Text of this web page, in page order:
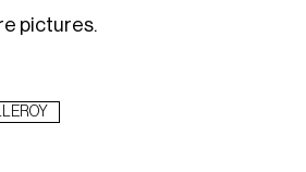
pictures.